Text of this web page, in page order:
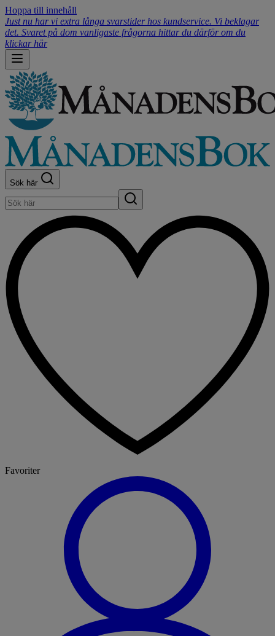
Hoppa till innehåll
Just nu har vi extra långa svarstider hos kundservice. Vi beklagar
det. Svaret på dom vanligaste frågorna hittar du därför om du
klickar här
Sök här
Favoriter